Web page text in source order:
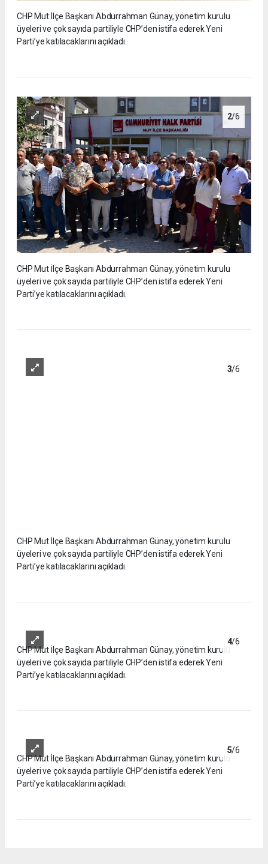
CHP Mut İlçe Başkanı Abdurrahman Günay, yönetim kurulu
üyeleri ve çok sayıda partiliyle CHP’den istifa ederek Yeni
Parti’ye katılacaklarını açıkladı.
2/6
CHP Mut İlçe Başkanı Abdurrahman Günay, yönetim kurulu
üyeleri ve çok sayıda partiliyle CHP’den istifa ederek Yeni
Parti’ye katılacaklarını açıkladı.
3/6
CHP Mut İlçe Başkanı Abdurrahman Günay, yönetim kurulu
üyeleri ve çok sayıda partiliyle CHP’den istifa ederek Yeni
Parti’ye katılacaklarını açıkladı.
4/6